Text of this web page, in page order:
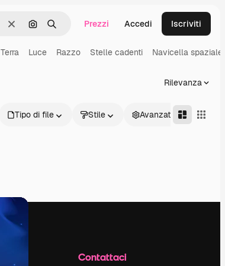
CancellaCerca per immagine
Ricerca Prezzi Accedi Iscriviti
Terra Luce Razzo Stelle cadenti Navicella spaziale
Rilevanza
Tipo di file Stile Avanzate
Contattaci